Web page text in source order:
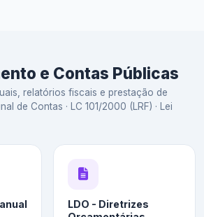
e Contas Públicas
relatórios fiscais e prestação de
de Contas · LC 101/2000 (LRF) · Lei
LDO - Diretrizes